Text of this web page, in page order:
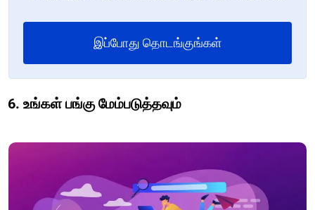
இப்போது தொடங்குங்கள்
6. உங்கள் பங்கு மேம்படுத்தவும்